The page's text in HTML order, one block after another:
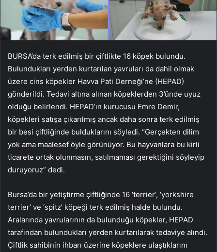
BURSA’da terk edilmiş bir çiftlikte 16 köpek bulundu.
Bulundukları yerden kurtarılan yavruları da dahil olmak
üzere cins köpekler Havva Pati Derneği’ne (HEPAD)
gönderildi. Tedavi altına alınan köpeklerden 3’ünde uyuz
olduğu belirlendi. HEPAD’ın kurucusu Emre Demir,
köpekleri satışa çıkarılmış ancak daha sonra terk edilmiş
bir besi çiftliğinde bulduklarını söyledi. “Gerçekten dilim
yok ama maalesef öyle görünüyor. Bu hayvanlara bu kirli
ticarete ortak olunmasın, satılmaması gerektiğini söyleyip
duruyoruz” dedi.
Bursa’da bir yetiştirme çiftliğinde 16 ‘terrier’, ‘yorkshire
terrier’ ve ‘spitz’ köpeği terk edilmiş halde bulundu.
Aralarında yavrularının da bulunduğu köpekler, HEPAD
tarafından bulundukları yerden kurtarılarak tedaviye alındı.
Çiftlik sahibinin ihbarı üzerine köpeklere ulaştıklarını